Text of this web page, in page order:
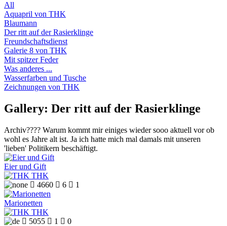
All
Aquapril von THK
Blaumann
Der ritt auf der Rasierklinge
Freundschaftsdienst
Galerie 8 von THK
Mit spitzer Feder
Was anderes ...
Wasserfarben und Tusche
Zeichnungen von THK
Gallery: Der ritt auf der Rasierklinge
Archiv???? Warum kommt mir einiges wieder sooo aktuell vor ob
wohl es Jahre alt ist. Ja ich hatte mich mal damals mit unseren
'lieben' Politikern beschäftigt.
Eier und Gift
THK
 4660  6  1
Marionetten
THK
 5055  1  0